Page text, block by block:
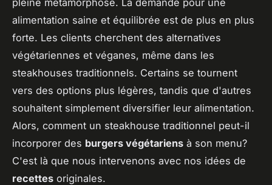
alimentation saine et équilibrée est de plus en plus
forte. Les clients cherchent des alternatives
végétariennes et véganes, même dans les
steakhouses traditionnels. Certains se tournent
vers des options plus légères, tandis que d'autres
souhaitent simplement diversifier leur alimentation.
Alors, comment un steakhouse traditionnel peut-il
incorporer des burgers végétariens à son menu?
C'est là que nous intervenons avec nos idées de
recettes originales.